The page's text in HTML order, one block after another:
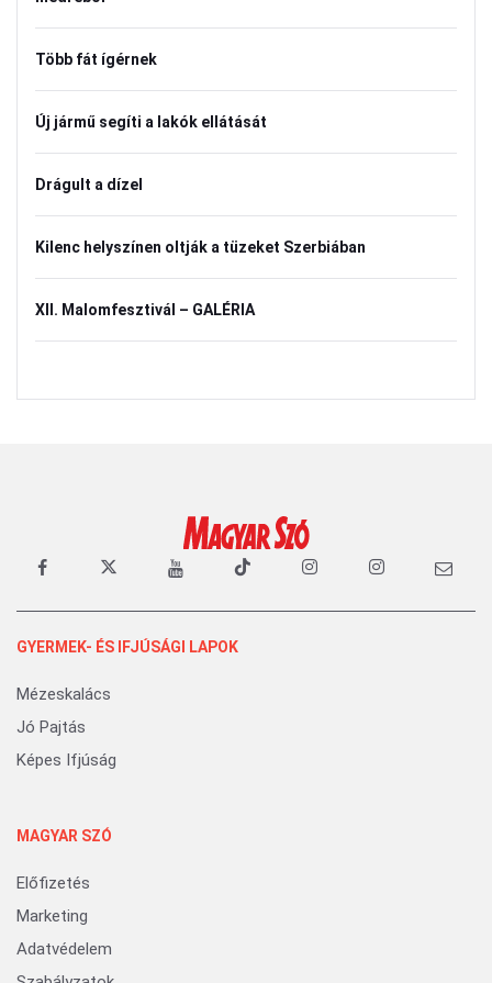
Több fát ígérnek
Új jármű segíti a lakók ellátását
Drágult a dízel
Kilenc helyszínen oltják a tüzeket Szerbiában
XII. Malomfesztivál – GALÉRIA
GYERMEK- ÉS IFJÚSÁGI LAPOK
Mézeskalács
Jó Pajtás
Képes Ifjúság
MAGYAR SZÓ
Előfizetés
Marketing
Adatvédelem